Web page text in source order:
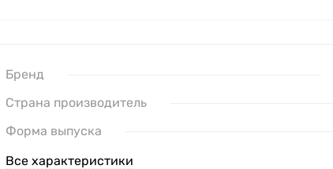
Бренд
Страна производитель
Форма выпуска
Все характеристики